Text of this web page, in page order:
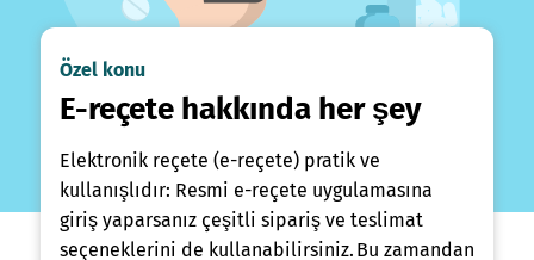
Özel konu
E-reçete hakkında her şey
Elektronik reçete (e-reçete) pratik ve
kullanışlıdır: Resmi e-reçete uygulamasına
giriş yaparsanız çeşitli sipariş ve teslimat
seçeneklerini de kullanabilirsiniz. Bu zamandan